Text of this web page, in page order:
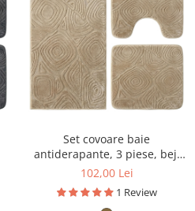
Set covoare baie
antiderapante, 3 piese, bej,
textură soft triunghi
102,00 Lei
1 Review